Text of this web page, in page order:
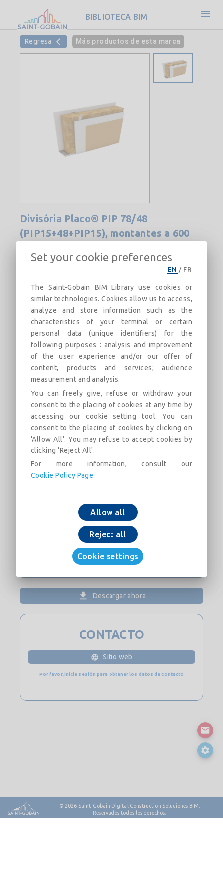
BIBLIOTECA BIM
Regresa Más productos de esta marca
Divisória Placo® PIP 78/48
(PIP15+48+PIP15), montantes a 600
Divisória Placo® PIP
Descripción Categorías Enlaces Mercado
Sistema de divisória de estrutura simples,
constituída por uma placa Placoimpact® (PIP)
15 de 15 mm de espessura, aparafusada a cada
lado externo de uma estrutura metálica de aço
galvanizado composta por railes horizontais e
montantes verticais Placo® M48 de 48 mm,
modulados a 600 mm, resultando uma
espessura total da divisória terminada de 78
mm. Incluindo lã mineral Arena ou similar. Parte
proporcional de massa e fita de juntas,
parafusos Placo®, fixações, banda estanque
Placo® sob os perfis perimetrais. Nível de
acabamento do tratamento de juntas Q2.
Instalado segundo a documentação atual de
Descargar ahora
CONTACTO
Sitio web
Por favor, inicie sesión para obtener los datos de contacto
© 2026 Saint-Gobain Digital Construction Soluciones BIM.
Reservados todos los derechos.
Set your cookie preferences
EN / FR
The Saint-Gobain BIM Library use cookies or
similar technologies. Cookies allow us to access,
analyze and store information such as the
characteristics of your terminal or certain
personal data (unique identifiers) for the
following purposes : analysis and improvement
of the user experience and/or our offer of
content, products and services; audience
measurement and analysis.
You can freely give, refuse or withdraw your
consent to the placing of cookies at any time by
accessing our cookie setting tool. You can
consent to the placing of cookies by clicking on
'Allow All'. You may refuse to accept cookies by
clicking 'Reject All'.
For more information, consult our
Cookie Policy Page
Allow all
Reject all
Cookie settings